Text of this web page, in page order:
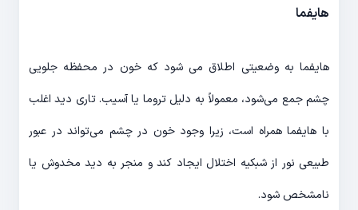
هایفما
هایفما به وضعیتی اطلاق می شود که خون در محفظه جلویی
چشم جمع می‌شود، معمولاً به دلیل تروما یا آسیب. تاری دید اغلب
با هایفما همراه است، زیرا وجود خون در چشم می‌تواند در عبور
طبیعی نور از شبکیه اختلال ایجاد کند و منجر به دید مخدوش یا
نامشخص شود.